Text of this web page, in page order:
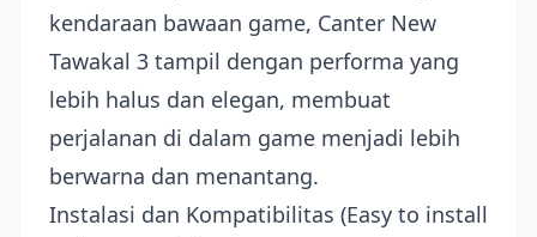
kendaraan bawaan game, Canter New
Tawakal 3 tampil dengan performa yang
lebih halus dan elegan, membuat
perjalanan di dalam game menjadi lebih
berwarna dan menantang.
Instalasi dan Kompatibilitas (Easy to install